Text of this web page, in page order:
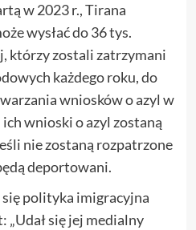
w 2023 r., Tirana
wysłać do 36 tys.
którzy zostali zatrzymani
każdego roku, do
wniosków o azyl w
wnioski o azyl zostaną
nie zostaną rozpatrzone
deportowani.
polityka imigracyjna
się jej medialny